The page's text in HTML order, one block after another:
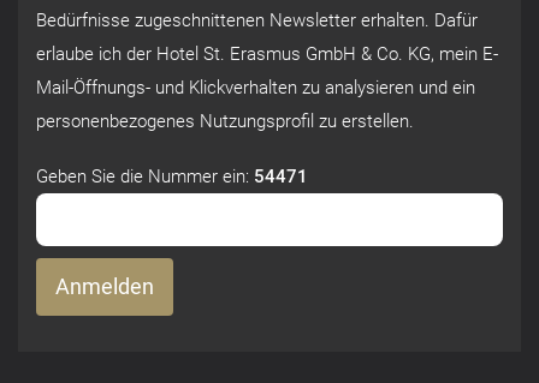
Bedürfnisse zugeschnittenen Newsletter erhalten. Dafür
erlaube ich der Hotel St. Erasmus GmbH & Co. KG, mein E-
Mail-Öffnungs- und Klickverhalten zu analysieren und ein
personenbezogenes Nutzungsprofil zu erstellen.
Geben Sie die Nummer ein: 54471